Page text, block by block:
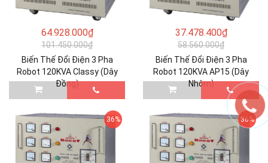
64.928.000₫
101.450.000₫
Biến Thế Đổi Điện 3 Pha
Robot 120KVA Classy (Dây
Đồng)
37.478.400₫
58.560.000₫
Biến Thế Đổi Điện 3 Pha
Robot 120KVA AP15 (Dây
Nhôm)
36% 36%